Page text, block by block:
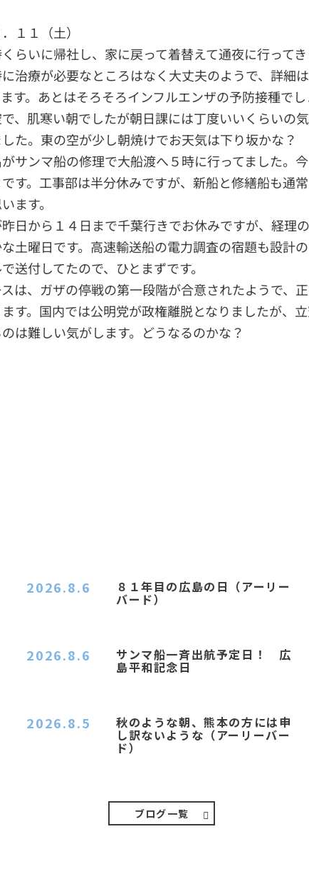
１１（土）
らいに帰社し、家に戻って着替えて通夜に行ってき
治療が必要なところはなく大丈夫のようで、詳細
す。あとはそろそろインフルエンザの予防接種でし
、肌寒い朝でしたが朝日課には丁度いいくらいの
た。東の空が少し朝焼けでお天気は下り坂かな？
サンマ船の修理で大船渡へ５時に行ってました。
す。工事部は半分休みですが、新船と修繕船も通
ます。
日から１４日まで千葉行きでお休みですが、経理
土曜日です。高速輸送船の電力調査の宿題も設計
送付してたので、ひとまずです。
は、ガザの停戦の第一段階が合意されたようで、
す。国内では公明党が政権離脱となりましたが、
は難しい気がします。どうなるのかな？
８１年目の広島の日（アーリー
バード）
2026.8.6
サンマ船一斉出航予定日！ 広
島平和記念日
2026.8.6
秋のような朝、熊本の方には申
し訳ないような（アーリーバー
ド）
2026.8.5
ブログ一覧